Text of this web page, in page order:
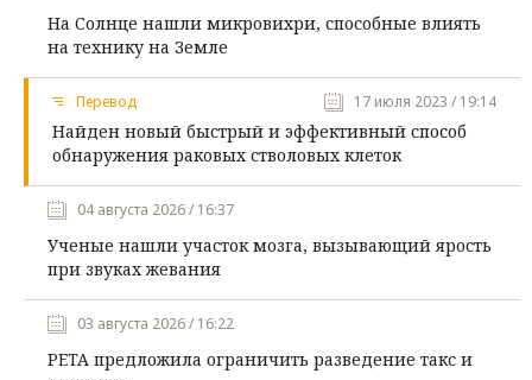
На Солнце нашли микровихри, способные влиять
на технику на Земле
Перевод 17 июля 2023 / 19:14
Найден новый быстрый и эффективный способ
обнаружения раковых стволовых клеток
04 августа 2026 / 16:37
Ученые нашли участок мозга, вызывающий ярость
при звуках жевания
03 августа 2026 / 16:22
PETA предложила ограничить разведение такс и